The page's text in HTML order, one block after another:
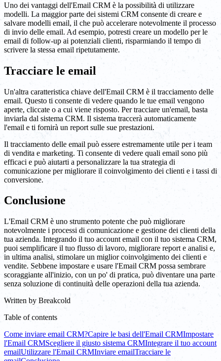
Uno dei vantaggi dell'Email CRM è la possibilità di utilizzare
modelli. La maggior parte dei sistemi CRM consente di creare e
salvare modelli email, il che può accelerare notevolmente il processo
di invio delle email. Ad esempio, potresti creare un modello per le
email di follow-up ai potenziali clienti, risparmiando il tempo di
scrivere la stessa email ripetutamente.
Tracciare le email
Un'altra caratteristica chiave dell'Email CRM è il tracciamento delle
email. Questo ti consente di vedere quando le tue email vengono
aperte, cliccate o a cui viene risposto. Per tracciare un'email, basta
inviarla dal sistema CRM. Il sistema traccerà automaticamente
l'email e ti fornirà un report sulle sue prestazioni.
Il tracciamento delle email può essere estremamente utile per i team
di vendita e marketing. Ti consente di vedere quali email sono più
efficaci e può aiutarti a personalizzare la tua strategia di
comunicazione per migliorare il coinvolgimento dei clienti e i tassi di
conversione.
Conclusione
L'Email CRM è uno strumento potente che può migliorare
notevolmente i processi di comunicazione e gestione dei clienti della
tua azienda. Integrando il tuo account email con il tuo sistema CRM,
puoi semplificare il tuo flusso di lavoro, migliorare report e analisi e,
in ultima analisi, stimolare un miglior coinvolgimento dei clienti e
vendite. Sebbene impostare e usare l'Email CRM possa sembrare
scoraggiante all'inizio, con un po' di pratica, può diventare una parte
senza soluzione di continuità delle operazioni della tua azienda.
Written by Breakcold
Table of contents
Come inviare email CRM?Capire le basi dell'Email CRMImpostare
l'Email CRMScegliere il giusto sistema CRMIntegrare il tuo account
emailUtilizzare l'Email CRMInviare emailTracciare le